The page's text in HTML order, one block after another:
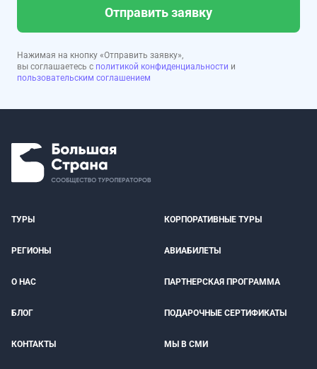
Отправить заявку
Нажимая на кнопку «Отправить заявку»,
вы соглашаетесь с политикой конфиденциальности и
пользовательским соглашением
ТУРЫ КОРПОРАТИВНЫЕ ТУРЫ
РЕГИОНЫ АВИАБИЛЕТЫ
О НАС ПАРТНЕРСКАЯ ПРОГРАММА
БЛОГ ПОДАРОЧНЫЕ СЕРТИФИКАТЫ
КОНТАКТЫ МЫ В СМИ